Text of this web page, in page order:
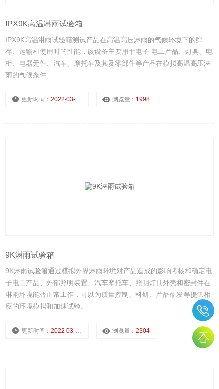
IPX9K高温淋雨试验箱
IPX9K高温淋雨试验箱测试产品在高温高压淋雨的气候环境下的贮
存、运输和使用时的性能，该设备主要用于电子 电工产品、灯具、电
柜、电器元件、汽车、摩托车及其及零部件等产品在模拟高温高压淋
雨的气候条件
更新时间：2022-03-21 浏览量： 1998
9K淋雨试验箱
9K淋雨试验箱通过模拟外界淋雨环境对产品造成的影响考核和确定电
子电工产品、外部照明装置、汽车摩托车、照明灯具外壳和密封件在
淋雨环境能否正常工作，可以为质量控制、科研、产品研发等提供相
应的环境模拟和加速试验。
更新时间：2022-03-21 浏览量：2304